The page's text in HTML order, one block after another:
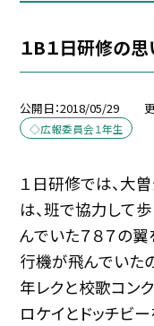
１B１日研修の
公開日 2018/05/29
◇広報委員会１年生
１日研修では、大
は、班で協力して
んでいた７８７の
行機が飛んでいた
年レクと校歌コン
ロケイとドッチビ